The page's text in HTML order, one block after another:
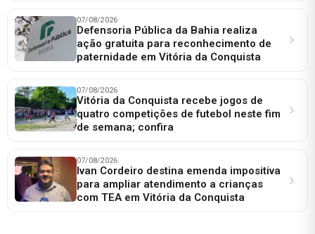
07/08/2026
Defensoria Pública da Bahia realiza
ação gratuita para reconhecimento de
paternidade em Vitória da Conquista
07/08/2026
Vitória da Conquista recebe jogos de
quatro competições de futebol neste fim
de semana; confira
07/08/2026
Ivan Cordeiro destina emenda impositiva
para ampliar atendimento a crianças
com TEA em Vitória da Conquista